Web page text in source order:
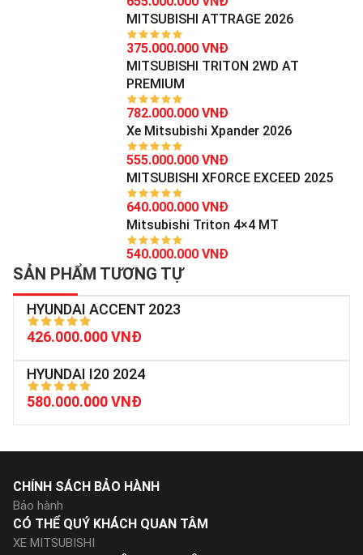
MITSUBISHI ATTRAGE 2026
375.000.000 VNĐ
MITSUBISHI TRITON 2WD AT
PREMIUM
782.000.000 VNĐ
Xe Mitsubishi Xpander 2026
555.000.000 VNĐ
MITSUBISHI XFORCE EXCEED 2025
640.000.000 VNĐ
Mitsubishi Triton 4×4 MT
540.000.000 VNĐ
SẢN PHẨM TƯƠNG TỰ
HYUNDAI ACCENT 2023
426.000.000 VNĐ
HYUNDAI I20 2024
580.000.000 VNĐ
CHÍNH SÁCH BẢO HÀNH
Bảo hành
CÓ THỂ QUÝ KHÁCH QUAN TÂM
XE MITSUBISHI